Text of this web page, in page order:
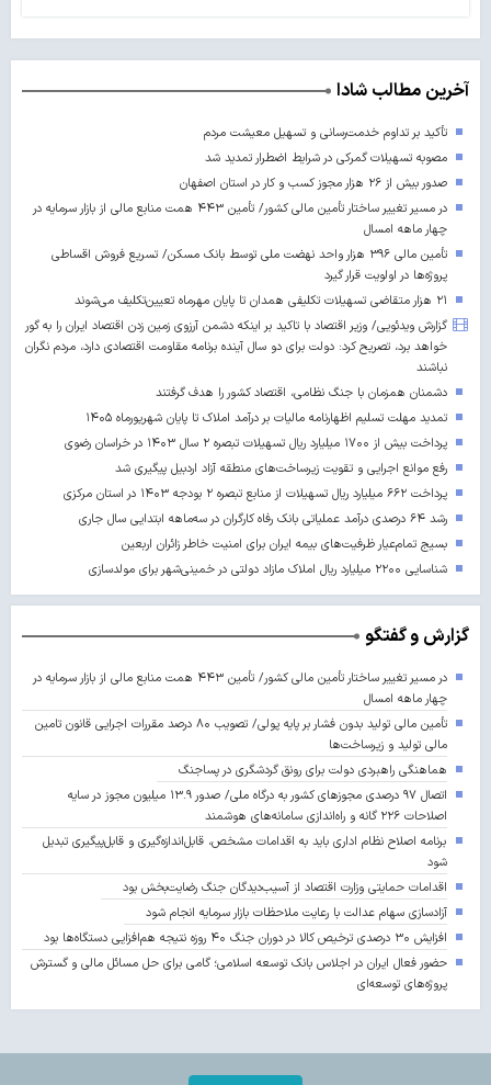
آخرین مطالب شادا
تأکید بر تداوم خدمت‌رسانی و تسهیل معیشت مردم
مصوبه تسهیلات گمرکی در شرایط اضطرار تمدید شد
صدور بیش از ۲۶ هزار مجوز کسب‌ و کار در استان اصفهان
در مسیر تغییر ساختار تأمین مالی کشور/ تأمین ۴۴۳ همت منابع مالی از بازار سرمایه در
چهار ماهه امسال
تأمین مالی ۳۹۶ هزار واحد نهضت ملی توسط بانک مسکن/ تسریع فروش اقساطی
پروژه‌ها در اولویت قرار گیرد
۲۱ هزار متقاضی تسهیلات تکلیفی همدان تا پایان مهرماه تعیین‌تکلیف می‌شوند
گزارش ویدئویی/ وزیر اقتصاد با تاکید بر اینکه دشمن آرزوی زمین زدن اقتصاد ایران را به گور
خواهد برد، تصریح کرد: دولت برای دو سال آینده برنامه مقاومت اقتصادی دارد، مردم نگران
نباشند
دشمنان همزمان با جنگ نظامی، اقتصاد کشور را هدف گرفتند
تمدید مهلت تسلیم اظهارنامه مالیات بر درآمد املاک تا پایان شهریورماه ۱۴۰۵
پرداخت بیش از ۱۷۰۰ میلیارد ریال تسهیلات تبصره ۲ سال ۱۴۰۳ در خراسان رضوی
رفع موانع اجرایی و تقویت زیرساخت‌های منطقه آزاد اردبیل پیگیری شد
پرداخت ۶۶۲ میلیارد ریال تسهیلات از منابع تبصره ۲ بودجه ۱۴۰۳ در استان مرکزی
رشد ۶۴ درصدی درآمد عملیاتی بانک رفاه کارگران در سه‌ماهه ابتدایی سال جاری
بسیج تمام‌عیار ظرفیت‌های بیمه ایران برای امنیت خاطر زائران اربعین
شناسایی ۲۲۰۰ میلیارد ریال املاک مازاد دولتی در خمینی‌شهر برای مولدسازی
گزارش و گفتگو
در مسیر تغییر ساختار تأمین مالی کشور/ تأمین ۴۴۳ همت منابع مالی از بازار سرمایه در
چهار ماهه امسال
تأمین مالی تولید بدون فشار بر پایه پولی/ تصویب ۸۰ درصد مقررات اجرایی قانون تامین
مالی تولید و زیرساخت‌ها
هماهنگی راهبردی دولت برای رونق گردشگری در پساجنگ
اتصال ۹۷ درصدی مجوزهای کشور به درگاه ملی/ صدور ۱۳.۹ میلیون مجوز در سایه
اصلاحات ۲۲۶ گانه و راه‌اندازی سامانه‌های هوشمند
برنامه اصلاح نظام اداری باید به اقدامات مشخص، قابل‌اندازه‌گیری و قابل‌پیگیری تبدیل
شود
اقدامات حمایتی وزارت اقتصاد از آسیب‌دیدگان جنگ رضایت‌بخش بود
آزادسازی سهام عدالت با رعایت ملاحظات بازار سرمایه انجام شود
افزایش ۳۰ درصدی ترخیص کالا در دوران جنگ ۴۰ روزه نتیجه هم‌افزایی دستگاه‌ها بود
حضور فعال ایران در اجلاس بانک توسعه اسلامی؛ گامی برای حل مسائل مالی و گسترش
پروژه‌های توسعه‌ای